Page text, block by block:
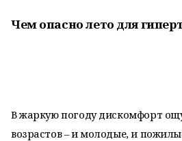
Чем опасно лето для
В жаркую погоду дискомфорт
возрастов – и молодые, и